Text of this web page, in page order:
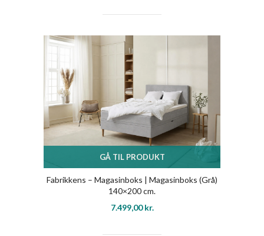
GÅ TIL PRODUKT
Fabrikkens – Magasinboks | Magasinboks (Grå)
140×200 cm.
7.499,00kr.